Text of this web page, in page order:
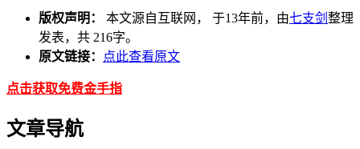
版权声明： 本文源自互联网， 于13年前，由七支剑 整理
发表，共 216字。
原文链接：
点此查看原文
点击获取免费金手指
文章导航